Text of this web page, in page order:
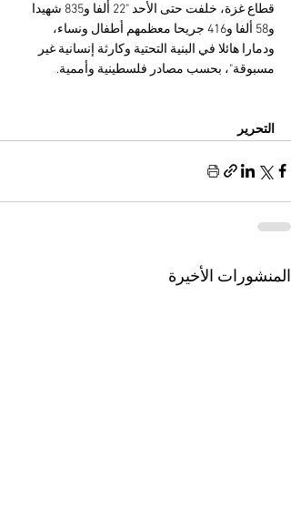
قطاع غزة، خلفت حتى الأحد "22 ألفا و835 شهيدا
و58 ألفا و416 جريحا معظمهم أطفال ونساء،
ودمارا هائلا في البنية التحتية وكارثة إنسانية غير
مسبوقة"، بحسب مصادر فلسطينية وأممية.
التحرير
المنشورات الأخيرة